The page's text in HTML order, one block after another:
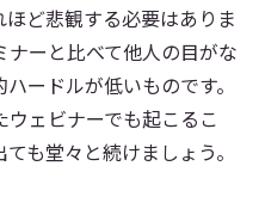
ど悲観する必要はありま
ーと比べて他人の目がな
ードルが低いものです。
ウェビナーでも起こるこ
も堂々と続けましょう。